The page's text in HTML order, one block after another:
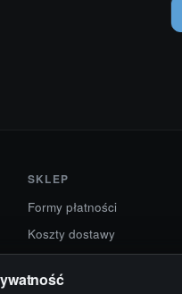
SKLEP
Formy płatności
Koszty dostawy
Zwroty i reklamacje
Sprzedaż hurtowa